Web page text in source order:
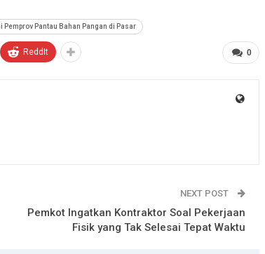
Pemprov Pantau Bahan Pangan di Pasar
0
ReddIt
NEXT POST
Pemkot Ingatkan Kontraktor Soal Pekerjaan
Fisik yang Tak Selesai Tepat Waktu